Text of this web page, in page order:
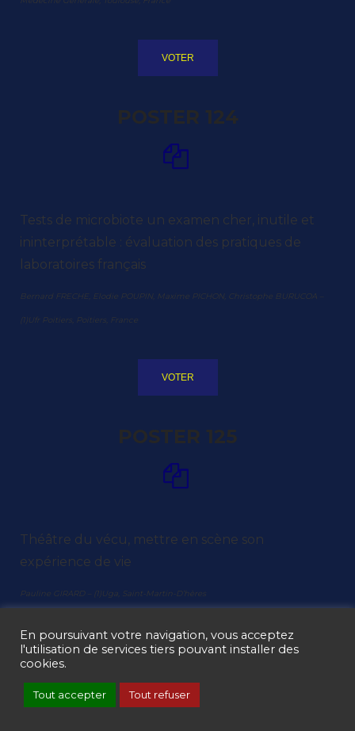
VOTER
POSTER 124
Tests de microbiote un examen cher, inutile et
ininterprétable : évaluation des pratiques de
laboratoires français
Bernard FRECHE, Elodie POUPIN, Maxime PICHON, Christophe BURUCOA –
(1)Ufr Poitiers, Poitiers, France
VOTER
POSTER 125
Théâtre du vécu, mettre en scène son
expérience de vie
Pauline GIRARD – (1)Uga, Saint-Martin-D’hères
VOTER
POSTER 126
En poursuivant votre navigation, vous acceptez
l'utilisation de services tiers pouvant installer des
cookies.
Tout accepter Tout refuser